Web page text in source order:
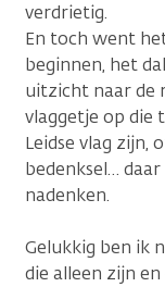
verdrietig.
En toch went
beginnen, het
uitzicht naar de
vlaggetje op die
Leidse vlag zijn,
bedenksel…
nadenken.
Gelukkig ben ik
die alleen zijn